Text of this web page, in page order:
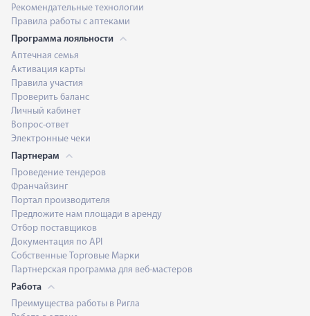
Рекомендательные технологии
Правила работы с аптеками
Программа лояльности
Аптечная семья
Активация карты
Правила участия
Проверить баланс
Личный кабинет
Вопрос-ответ
Электронные чеки
Партнерам
Проведение тендеров
Франчайзинг
Портал производителя
Предложите нам площади в аренду
Отбор поставщиков
Документация по API
Собственные Торговые Марки
Партнерская программа для веб-мастеров
Работа
Преимущества работы в Ригла